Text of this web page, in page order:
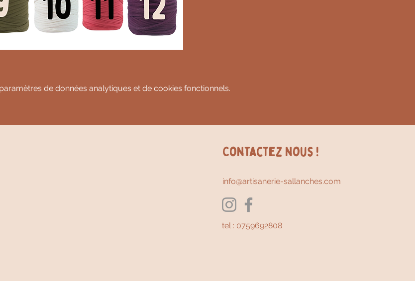
de données analytiques et de cookies fonctionnels.
Contactez nous !
info@artisanerie-sallanches.com
tel : 0759692808